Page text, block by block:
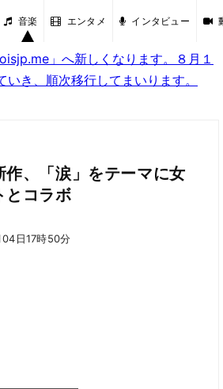
音楽 エンタメ インタビュー
」へ新しくなります。８月１
いき、順次移行してまいります。
作、「涙」をテーマに女
とコラボ
日17時50分